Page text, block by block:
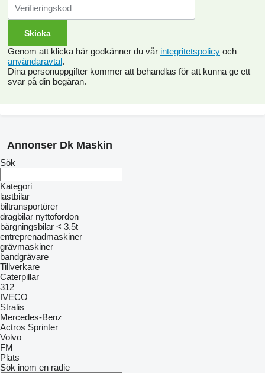
Genom att klicka här godkänner du vår integritetspolicy och
användaravtal.
Dina personuppgifter kommer att behandlas för att kunna ge ett
svar på din begäran.
Annonser Dk Maskin
Sök
Kategori
lastbilar
biltransportörer
dragbilar nyttofordon
bärgningsbilar < 3.5t
entreprenadmaskiner
grävmaskiner
bandgrävare
Tillverkare
Caterpillar
312
IVECO
Stralis
Mercedes-Benz
Actros Sprinter
Volvo
FM
Plats
Sök inom en radie